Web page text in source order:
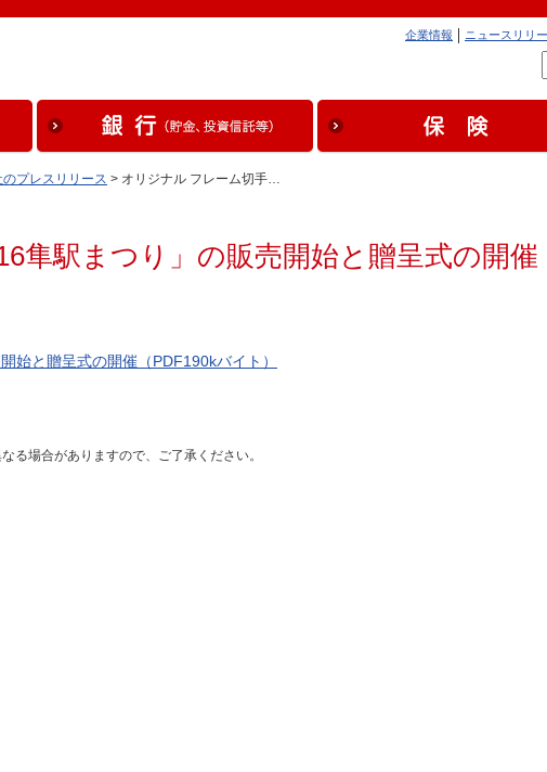
ニュースリリ
企業情報
プレスリリース > オリジナル フレーム切手…
隼駅まつり」の販売開始と贈呈式の開催
始と贈呈式の開催（PDF190kバイト）
る場合がありますので、ご了承ください。